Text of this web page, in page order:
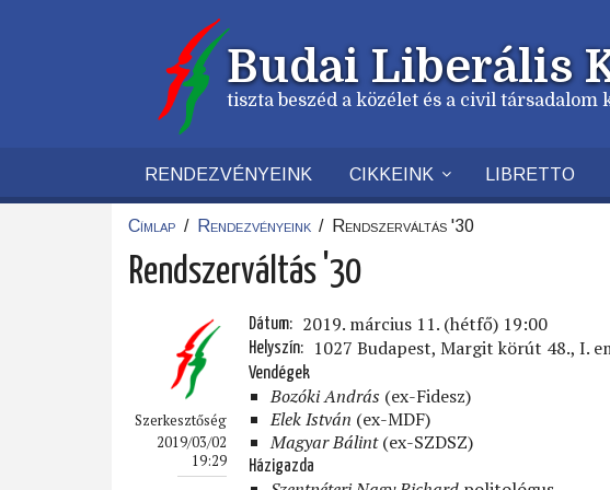
Budai Liberális
tiszta beszéd a közélet és a civil társadalom
RENDEZVÉNYEINK CIKKEINK LIBRETTO
Címlap / Rendezvényeink / Rendszerváltás '30
Rendszerváltás '30
Szerkesztőség
2019/03/02
19:29
Dátum 2019. március 11. (hétfő) 19:00
Helyszín 1027 Budapest, Margit körút 48., I.
Vendégek
Bozóki András (ex-Fidesz)
Elek István (ex-MDF)
Magyar Bálint(ex-SZDSZ)
Házigazda